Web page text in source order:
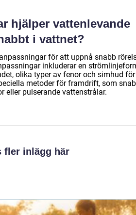
hjälper vattenlevande
i vattnet?
för att uppnå snabb
inkluderar en
olika typer av fenor och simhud
metoder för framdrift, som
eller pulserande vattenstrålar.
fler inlägg här